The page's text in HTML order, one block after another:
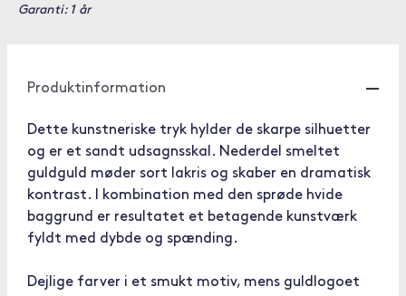
Garanti: 1 år
Produktinformation
Dette kunstneriske tryk hylder de skarpe silhuetter
og er et sandt udsagnsskal. Nederdel smeltet
guldguld møder sort lakris og skaber en dramatisk
kontrast. I kombination med den sprøde hvide
baggrund er resultatet et betagende kunstværk
fyldt med dybde og spænding.
Dejlige farver i et smukt motiv, mens guldlogoet